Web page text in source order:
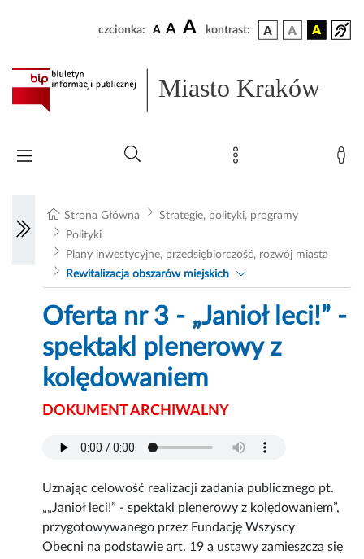
czcionka: A A A kontrast:
Miasto Kraków
Strona Główna
Strategie, polityki, programy
Polityki
Plany inwestycyjne, przedsiębiorczość, rozwój miasta
Rewitalizacja obszarów miejskich
Oferta nr 3 - „Janioł leci!” -
spektakl plenerowy z
kolędowaniem
DOKUMENT ARCHIWALNY
Uznając celowość realizacji zadania publicznego pt.
„„Janioł leci!” - spektakl plenerowy z kolędowaniem”,
przygotowywanego przez Fundację Wszyscy
Obecni na podstawie art. 19 a ustawy zamieszcza się